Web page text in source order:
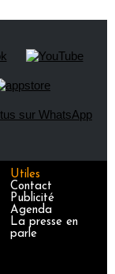
Utiles
Contact
Publicité
Agenda
La presse en
parle